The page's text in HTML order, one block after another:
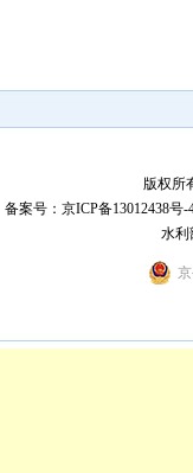
版权所
备案号： 京ICP备13012438号-
水利